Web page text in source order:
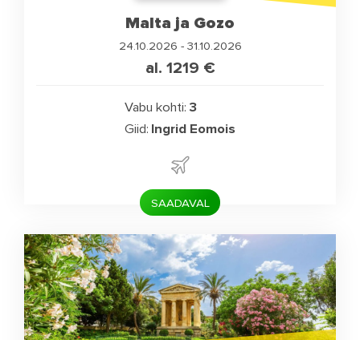
Malta ja Gozo
24.10.2026 - 31.10.2026
al. 1219 €
Vabu kohti: 3
Giid: Ingrid Eomois
SAADAVAL